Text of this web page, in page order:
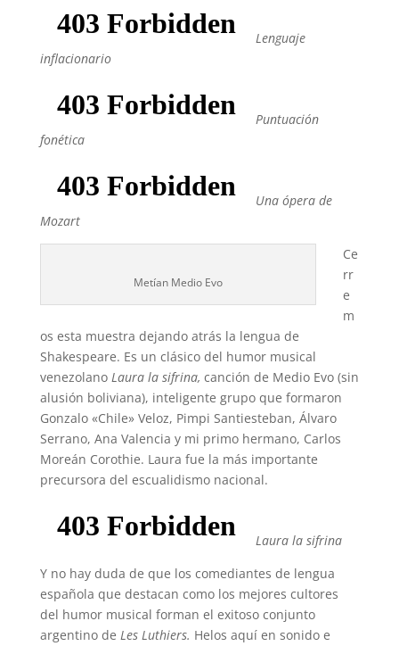
Lenguaje
inflacionario
Puntuación
fonética
Una ópera de
Mozart
Metían Medio Evo
Ce
rr
e
m
os esta muestra dejando atrás la lengua de
Shakespeare. Es un clásico del humor musical
venezolano Laura la sifrina, canción de Medio Evo (sin
alusión boliviana), inteligente grupo que formaron
Gonzalo «Chile» Veloz, Pimpi Santiesteban, Álvaro
Serrano, Ana Valencia y mi primo hermano, Carlos
Moreán Corothie. Laura fue la más importante
precursora del escualidismo nacional.
Laura la sifrina
Y no hay duda de que los comediantes de lengua
española que destacan como los mejores cultores
del humor musical forman el exitoso conjunto
argentino de Les Luthiers. Helos aquí en sonido e